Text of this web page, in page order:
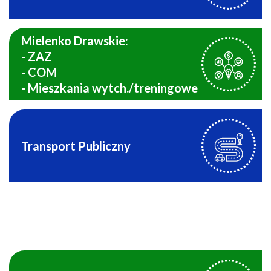
Mielenko Drawskie:
- ZAZ
- COM
- Mieszkania wytch./treningowe
Transport Publiczny